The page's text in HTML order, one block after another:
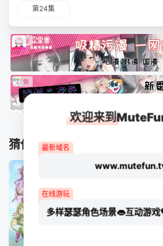
第24集
猜你喜欢
欢迎来到
最新域名
在线游玩
多样瑟瑟角色场景👄互动游